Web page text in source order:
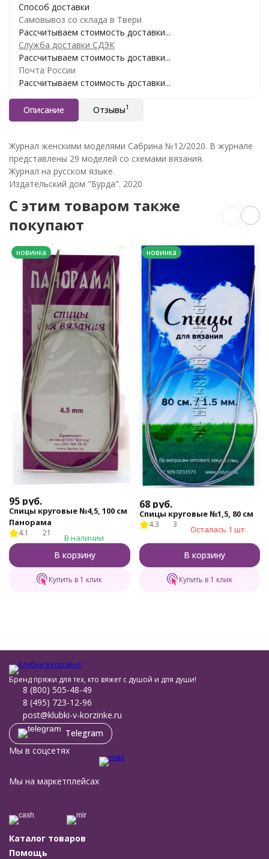
Способ доставки
Самовывоз со склада в Твери
Рассчитываем стоимость доставки...
Служба доставки СДЭК
Рассчитываем стоимость доставки...
Почта России
Рассчитываем стоимость доставки...
Описание Отзывы1
Журнал женскими моделями Сабрина №12/2020. В журнале
представлены 29 моделей со схемами вязания.
Журнал на русском языке.
Издательский дом "Бурда". 2020
C этим товаром также
покупают
новинка
95 руб.
Спицы круговые №4,5, 100 см
Панорама
4.1 21 В наличии
В корзину
Купить в 1 клик
новинка
68 руб.
Спицы круговые №1,5, 80 см
4.3 3 Осталась 1 шт.
В корзину
Купить в 1 клик
Бренд пряжи для тех, кто вяжет с душой и для души!
8 (800) 505-48-49
8 (495) 723-12-96
post@klubki-v-korzinke.ru
Telegram
Мы в соцсетях
Мы на маркетплейсах
Каталог товаров
Помощь